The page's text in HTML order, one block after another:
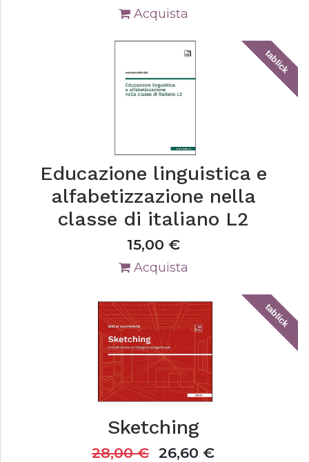
Acquista
tablick
Educazione linguistica e
alfabetizzazione nella
classe di italiano L2
15,00 €
Acquista
tablick
Sketching
28,00€ 26,60 €